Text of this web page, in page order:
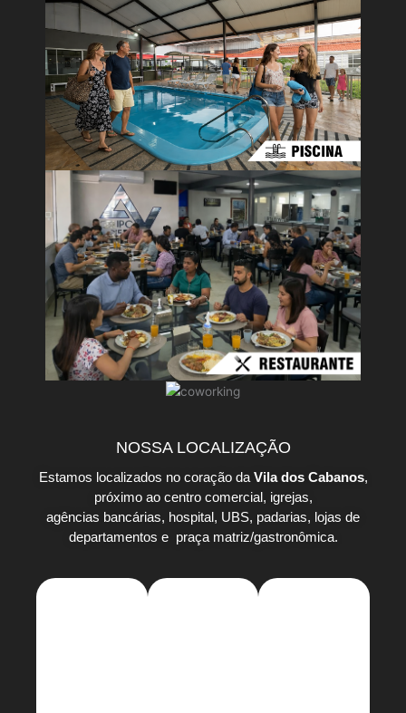
NOSSA LOCALIZAÇÃO
Estamos localizados no coração da Vila dos Cabanos,
próximo ao centro comercial, igrejas,
agências bancárias, hospital, UBS, padarias, lojas de
departamentos e praça matriz/gastronômica.